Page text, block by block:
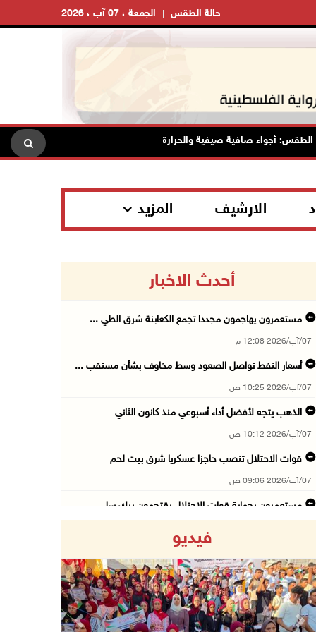
الجمعة ، 07 آب ، 2026 حالة الطقس
أجواء صافية صيفية والحرارة حول معدلها العام محافظة
الارشيف المزيد
أحدث الاخبار
مستعمرون يهاجمون مجددا تجمع الكعابنة شرق الطي ...
07/آب/2026 12:08 م
أسعار النفط تواصل الصعود وسط مخاوف بشأن مستقب ...
07/آب/2026 10:25 ص
الذهب يتجه لأفضل أداء أسبوعي منذ كانون الثاني
07/آب/2026 10:12 ص
قوات الاحتلال تنصب حاجزا عسكريا شرق بيت لحم
07/آب/2026 09:06 ص
مستعمرون بحماية قوات الاحتلال يقتحمون برك سلي ...
07/آب/2026 08:24 ص
محافظة القدس: انسحاب قوات الاحتلال من مخيم قل ...
07/آب/2026 08:23 ص
فيديو
Previous Next